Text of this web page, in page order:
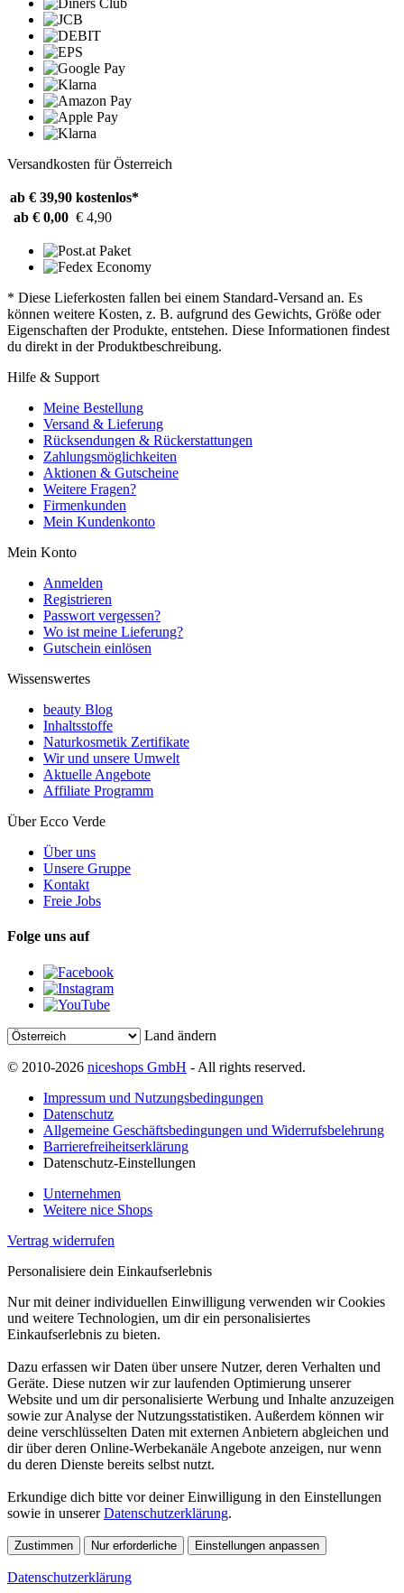
Versandkosten für Österreich
ab € 39,90 kostenlos*
ab € 0,00 € 4,90
* Diese Lieferkosten fallen bei einem Standard-Versand an. Es
können weitere Kosten, z. B. aufgrund des Gewichts, Größe oder
Eigenschaften der Produkte, entstehen. Diese Informationen findest
du direkt in der Produktbeschreibung.
Hilfe & Support
Meine Bestellung
Versand & Lieferung
Rücksendungen & Rückerstattungen
Zahlungsmöglichkeiten
Aktionen & Gutscheine
Weitere Fragen?
Firmenkunden
Mein Kundenkonto
Mein Konto
Anmelden
Registrieren
Passwort vergessen?
Wo ist meine Lieferung?
Gutschein einlösen
Wissenswertes
beauty Blog
Inhaltsstoffe
Naturkosmetik Zertifikate
Wir und unsere Umwelt
Aktuelle Angebote
Affiliate Programm
Über Ecco Verde
Über uns
Unsere Gruppe
Kontakt
Freie Jobs
Folge uns auf
Land ändern
© 2010-2026 niceshops GmbH - All rights reserved.
Impressum und Nutzungsbedingungen
Datenschutz
Allgemeine Geschäftsbedingungen und Widerrufsbelehrung
Barrierefreiheitserklärung
Datenschutz-Einstellungen
Unternehmen
Weitere nice Shops
Vertrag widerrufen
Personalisiere dein Einkaufserlebnis
Nur mit deiner individuellen Einwilligung verwenden wir Cookies
und weitere Technologien, um dir ein personalisiertes
Einkaufserlebnis zu bieten.
Dazu erfassen wir Daten über unsere Nutzer, deren Verhalten und
Geräte. Diese nutzen wir zur laufenden Optimierung unserer
Website und um dir personalisierte Werbung und Inhalte anzuzeigen
sowie zur Analyse der Nutzungsstatistiken. Außerdem können wir
deine verschlüsselten Daten mit externen Anbietern abgleichen und
dir über deren Online-Werbekanäle Angebote anzeigen, nur wenn
du deren Dienste bereits selbst nutzt.
Erkundige dich bitte vor deiner Einwilligung in den Einstellungen
sowie in unsererDatenschutzerklärung.
Zustimmen Nur erforderliche Einstellungen anpassen
Datenschutzerklärung